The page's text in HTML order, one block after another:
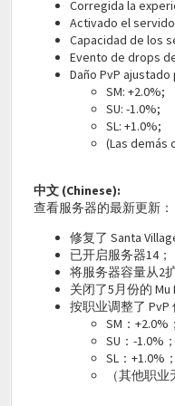
Corregida la
Activado el
Capacidad de los
Evento de drops
Daño PvP
SM: +2.0%;
SU: -1.0%;
SL: +1.0%;
(Las demás
中文 (Chinese):
查看服务器的最新更新
修复了 Santa
已开启服务器14
将服务器容量从2
关闭了5月份的
按职业调整了
SM：
SU：-1.0%
SL：+1.0%
（其他职